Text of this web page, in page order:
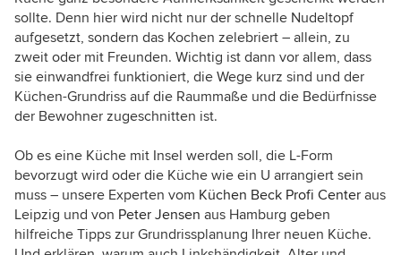
sollte. Denn hier wird nicht nur der schnelle Nudeltopf
aufgesetzt, sondern das Kochen zelebriert – allein, zu
zweit oder mit Freunden. Wichtig ist dann vor allem, dass
sie einwandfrei funktioniert, die Wege kurz sind und der
Küchen-Grundriss auf die Raummaße und die Bedürfnisse
der Bewohner zugeschnitten ist.
Ob es eine Küche mit Insel werden soll, die L-Form
bevorzugt wird oder die Küche wie ein U arrangiert sein
muss – unsere Experten vom Küchen Beck Profi Center aus
Leipzig und von Peter Jensen aus Hamburg geben
hilfreiche Tipps zur Grundrissplanung Ihrer neuen Küche.